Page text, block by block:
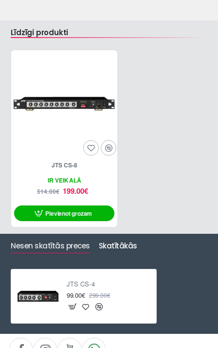
Līdzīgi produkti
ATLAIDE
IR VEIKALĀ
JTS CS-8
199.00€
514.00€
Pievienot grozam
Nesen skatītās preces Skatītākās
JTS CS-4
99.00€ 299.00€